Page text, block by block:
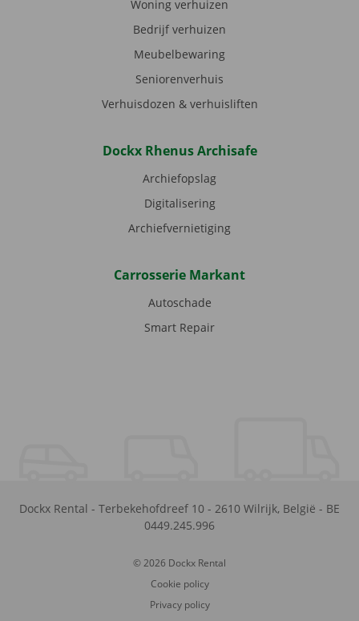
Woning verhuizen
Bedrijf verhuizen
Meubelbewaring
Seniorenverhuis
Verhuisdozen & verhuisliften
Dockx Rhenus Archisafe
Archiefopslag
Digitalisering
Archiefvernietiging
Carrosserie Markant
Autoschade
Smart Repair
Dockx Rental - Terbekehofdreef 10 - 2610 Wilrijk, België - BE
0449.245.996
© 2026 Dockx Rental
Cookie policy
Privacy policy